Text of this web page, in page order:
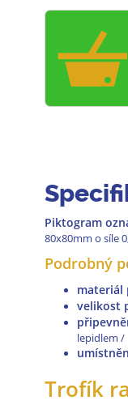
Piktogram
80x80mm o síle
Podrobný
materiál
velikost
lepidlem /
Trofík